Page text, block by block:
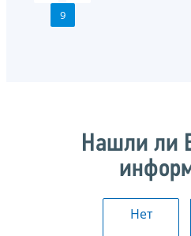
9
Нашли ли
Нет